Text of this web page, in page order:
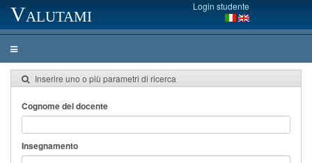
Valutami Login studente
Inserire uno o più parametri di ricerca
Cognome del docente
Insegnamento